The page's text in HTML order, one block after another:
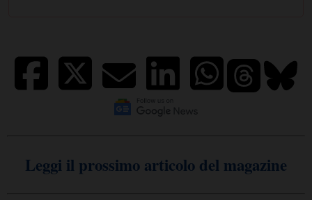
Leggi il prossimo articolo del magazine